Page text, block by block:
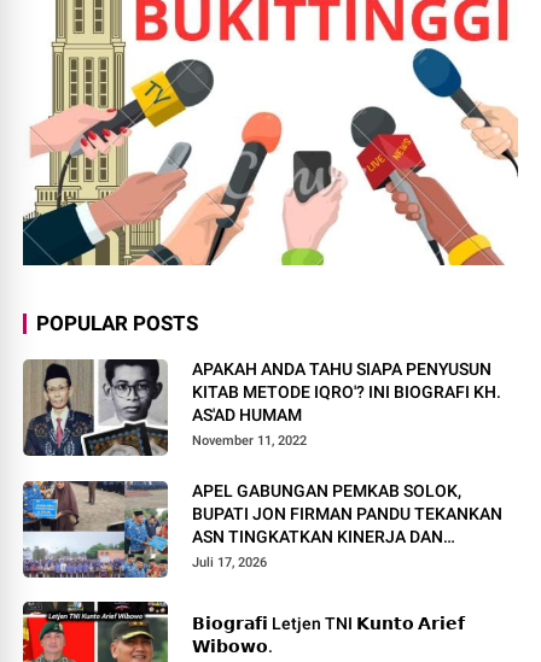
POPULAR POSTS
APAKAH ANDA TAHU SIAPA PENYUSUN
KITAB METODE IQRO'? INI BIOGRAFI KH.
AS'AD HUMAM
November 11, 2022
APEL GABUNGAN PEMKAB SOLOK,
BUPATI JON FIRMAN PANDU TEKANKAN
ASN TINGKATKAN KINERJA DAN
PELAYANAN MASYARAKAT.
Juli 17, 2026
𝗕𝗶𝗼𝗴𝗿𝗮𝗳𝗶 Letjen TNI 𝗞𝘂𝗻𝘁𝗼 𝗔𝗿𝗶𝗲𝗳
𝗪𝗶𝗯𝗼𝘄𝗼.